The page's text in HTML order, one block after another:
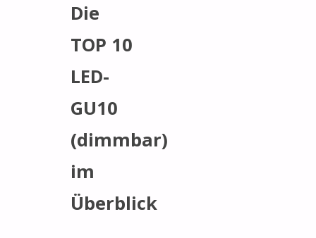
Die
TOP 10
LED-
GU10
(dimmbar)
im
Überblick